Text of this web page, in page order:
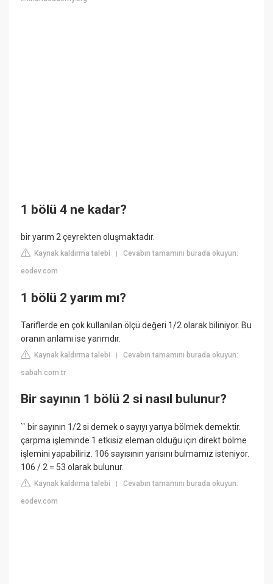
1 bölü 4 ne kadar?
bir yarım 2 çeyrekten oluşmaktadır.
Kaynak kaldırma talebi |Cevabın tamamını burada okuyun:
eodev.com
1 bölü 2 yarım mı?
Tariflerde en çok kullanılan ölçü değeri 1/2 olarak biliniyor. Bu
oranın anlamı ise yarımdır.
Kaynak kaldırma talebi |Cevabın tamamını burada okuyun:
sabah.com.tr
Bir sayının 1 bölü 2 si nasıl bulunur?
`` bir sayının 1/2 si demek o sayıyı yarıya bölmek demektir.
çarpma işleminde 1 etkisiz eleman olduğu için direkt bölme
işlemini yapabiliriz. 106 sayısının yarısını bulmamız isteniyor.
106 / 2 = 53 olarak bulunur.
Kaynak kaldırma talebi |Cevabın tamamını burada okuyun:
eodev.com